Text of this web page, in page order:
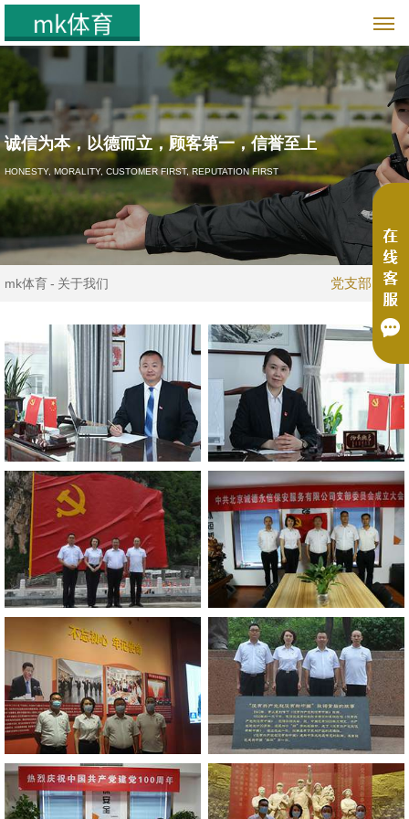
诚信为本，以德而立，顾客第一，信誉至上
HONESTY, MORALITY, CUSTOMER FIRST, REPUTATION FIRST
mk体育 关于我们 党支部